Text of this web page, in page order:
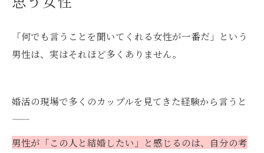
「何でも言うことを聞いてくれる女性が一番だ」という
男性は、実はそれほど多くありません。
婚活の現場で多くのカップルを見てきた経験から言うと
——
男性が「この人と結婚したい」と感じるのは、自分の考